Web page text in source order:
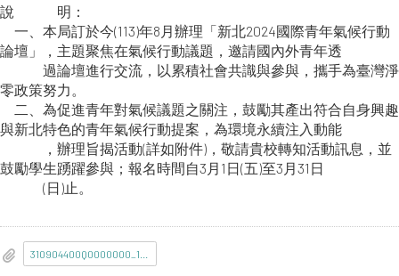
說 明：
一、本局訂於今(113)年8月辦理「新北2024國際青年氣候行動
論壇」，主題聚焦在氣候行動議題，邀請國內外青年透
過論壇進行交流，以累積社會共識與參與，攜手為臺灣淨
零政策努力。
二、為促進青年對氣候議題之關注，鼓勵其產出符合自身興趣
與新北特色的青年氣候行動提案，為環境永續注入動能
，辦理旨揭活動(詳如附件)，敬請貴校轉知活動訊息，並
鼓勵學生踴躍參與；報名時間自3月1日(五)至3月31日
(日)止。